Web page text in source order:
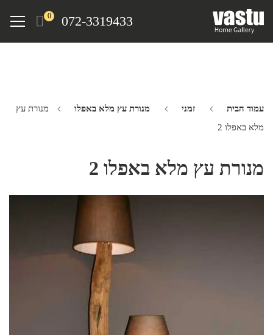
072-3319433
0
Menu
עמוד הבית זמני מנורת עץ מלא באפלו
מנורת עץ
מלא באפלו 2
מנורת עץ מלא באפלו 2